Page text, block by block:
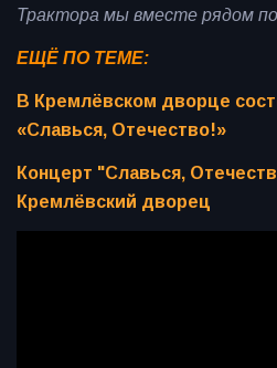
Трактора мы вместе рядом
ЕЩЁ ПО ТЕМЕ:
В Кремлёвском дворце
«Славься, Отечество!»
Концерт "Славься,
Кремлёвский дворец